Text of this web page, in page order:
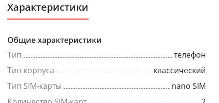
Характеристики
Общие характеристики
Тип
телефон
Тип корпуса
классический
Тип SIM-карты
nano SIM